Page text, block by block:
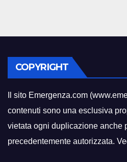
COPYRIGHT
Il sito Emergenza.com
contenuti sono una esclusiva
vietata ogni duplicazione anche
precedentemente autorizzata.